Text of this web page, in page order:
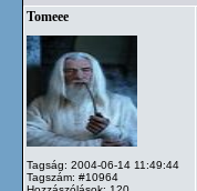
Tomeee
Tagság: 2004-06-14 11:49:44
Tagszám: #10964